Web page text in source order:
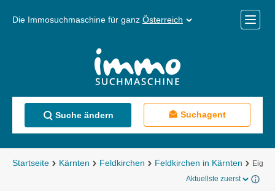
Die Immosuchmaschine für ganz Österreich
Menü
Suche ändern Suchagent
Startseite Kärnten Feldkirchen Feldkirchen in Kärnten
Aktuellste zuerst